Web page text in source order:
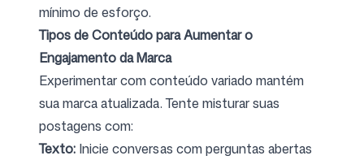
mínimo de esforço.
Tipos de Conteúdo para Aumentar o
Engajamento da Marca
Experimentar com conteúdo variado mantém
sua marca atualizada. Tente misturar suas
postagens com:
Texto: Inicie conversas com perguntas abertas